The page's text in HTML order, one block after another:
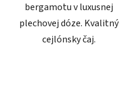
bergamotu v luxusnej
plechovej dóze. Kvalitný
cejlónsky čaj.